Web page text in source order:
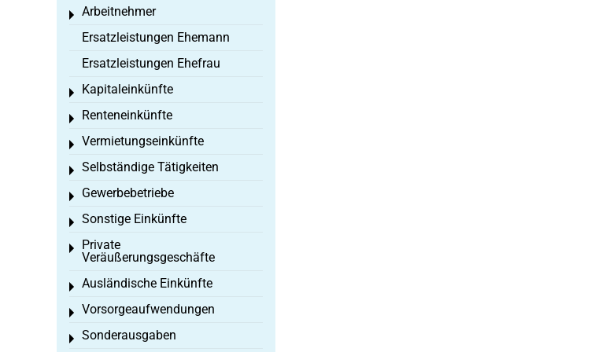
Arbeitnehmer
Toggle menu
Ersatzleistungen Ehemann
Ersatzleistungen Ehefrau
Kapitaleinkünfte
Toggle menu
Renteneinkünfte
Toggle menu
Vermietungseinkünfte
Toggle menu
Selbständige Tätigkeiten
Toggle menu
Gewerbebetriebe
Toggle menu
Sonstige Einkünfte
Toggle menu
Private
Veräußerungsgeschäfte
Toggle menu
Ausländische Einkünfte
Toggle menu
Vorsorgeaufwendungen
Toggle menu
Sonderausgaben
Toggle menu